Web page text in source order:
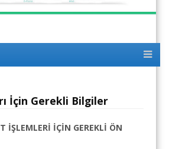
İçin Gerekli Bilgiler
İŞLEMLERİ İÇİN GEREKLİ ÖN